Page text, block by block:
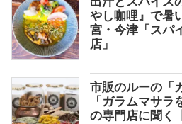
やし咖哩』で暑
宮・今津「スパ
店」
市販のルーの「
「ガラムマサ
の専門店に聞く